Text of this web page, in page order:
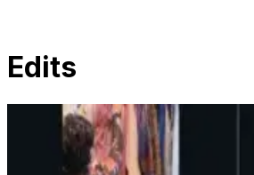
Edits